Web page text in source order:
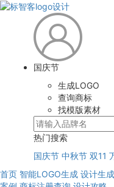
国庆节
生成LOGO
查询商标
找模版素材
热门搜索
国庆节 中秋节 双11
首页 智能LOGO生成 设计生成